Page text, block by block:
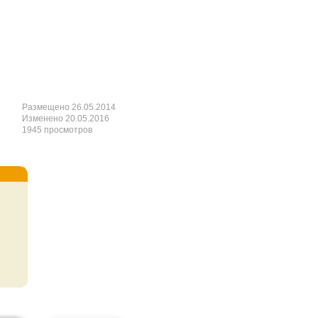
Размещено 26.05.2014
Изменено 20.05.2016
1945 просмотров